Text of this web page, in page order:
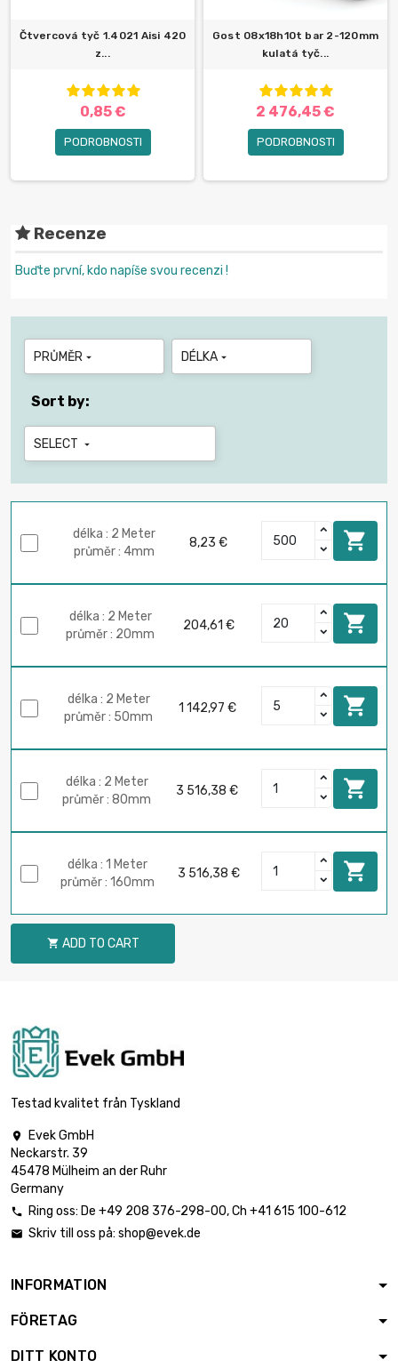
Čtvercová tyč 1.4021 Aisi 420
z...
0,85 €
PODROBNOSTI
Gost 08x18h10t bar 2-120mm
kulatá tyč...
2 476,45 €
PODROBNOSTI
Recenze
Buďte první, kdo napíše svou recenzi !
PRŮMĚR  DÉLKA 
Sort by:
SELECT 
délka : 2 Meter
průměr : 4mm
8,23 € 
délka : 2 Meter
průměr : 20mm
204,61 € 
délka : 2 Meter
průměr : 50mm
1 142,97 € 
délka : 2 Meter
průměr : 80mm
3 516,38 € 
délka : 1 Meter
průměr : 160mm
3 516,38 € 
 ADD TO CART
Testad kvalitet från Tyskland

Evek GmbH
Neckarstr. 39
45478 Mülheim an der Ruhr
Germany
 Ring oss: De +49 208 376-298-00, Ch +41 615 100-612
 Skriv till oss på: shop@evek.de
INFORMATION
FÖRETAG
DITT KONTO